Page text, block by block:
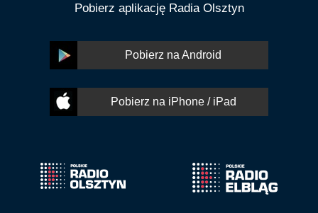
Pobierz aplikację Radia Olsztyn
Pobierz na Android
Pobierz na iPhone / iPad